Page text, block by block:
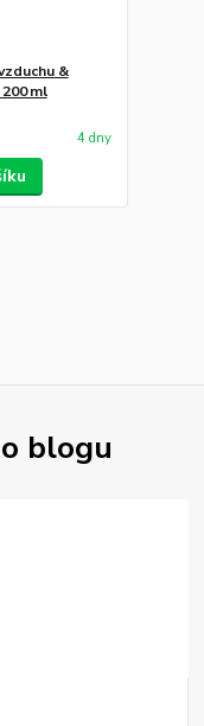
&
ml
4 dny
blogu